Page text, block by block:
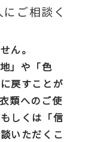
ご相談く
ん。
」や「色
戻すことが
類へのご使
しくは「信
いただくこ